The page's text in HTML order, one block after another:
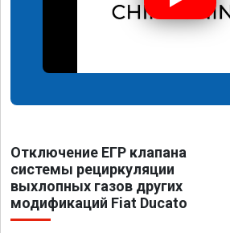
Отключение ЕГР клапана
системы рециркуляции
выхлопных газов других
модификаций Fiat Ducato